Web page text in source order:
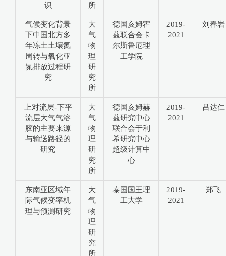
识
所
气候变化背景
下中国北方多
年冻土土壤氮
周转与氧化亚
氮排放过程研
究
大
气
物
理
研
究
所
德国亥姆霍
兹联合会卡
尔斯鲁厄理
工学院
2019-
2021
刘春岩
上对流层-下平
流层大气气溶
胶的主要来源
与输送路径的
研究
大
气
物
理
研
究
所
德国亥姆赫
兹研究中心
联合会于利
希研究中心
超级计算中
心
2019-
2021
吕达仁
东南亚区域年
际气候变率机
理与预测研究
大
气
物
理
研
究
所
泰国国王理
工大学
2019-
2021
郑飞